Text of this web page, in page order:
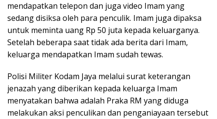
mendapatkan telepon dan juga video Imam yang
sedang disiksa oleh para penculik. Imam juga dipaksa
untuk meminta uang Rp 50 juta kepada keluarganya.
Setelah beberapa saat tidak ada berita dari Imam,
keluarga mendapatkan Imam sudah tewas.
Polisi Militer Kodam Jaya melalui surat keterangan
jenazah yang diberikan kepada keluarga Imam
menyatakan bahwa adalah Praka RM yang diduga
melakukan aksi penculikan dan penganiayaan tersebut